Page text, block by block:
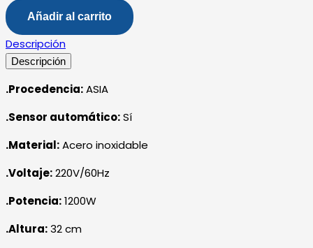
Añadir al carrito
Descripción
Descripción
.Procedencia:ASIA
.Sensor automático:Sí
.Material:Acero inoxidable
.Voltaje:220V/60Hz
.Potencia:1200W
.Altura:32 cm